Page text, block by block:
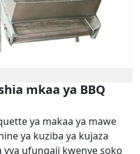
mkaa ya BBQ
ya makaa ya mawe
ya kuziba ya kujaza
vya ufungaji kwenye soko